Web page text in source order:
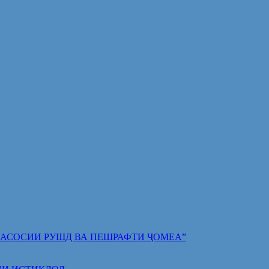
АСОСИИ РУШД ВА ПЕШРАФТИ ҶОМЕА”